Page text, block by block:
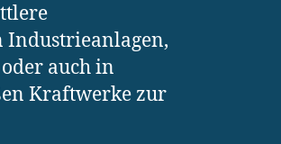
Industrieanlagen,
auch in
Kraftwerke zur